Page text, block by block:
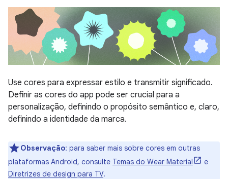
Use cores para expressar estilo e transmitir significado.
Definir as cores do app pode ser crucial para a
personalização, definindo o propósito semântico e, claro,
definindo a identidade da marca.
Observação: para saber mais sobre cores em outras
plataformas Android, consulte Temas do Wear Material
e
Diretrizes de design para TV.